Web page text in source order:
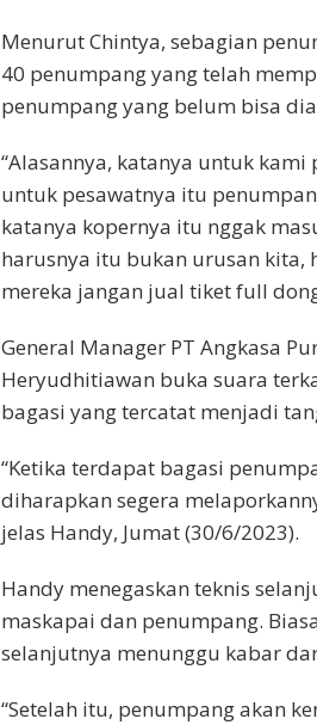
Menurut Chintya, sebagian
40 penumpang yang telah
penumpang yang belum bisa
“Alasannya, katanya untuk
untuk pesawatnya itu
katanya kopernya itu nggak
harusnya itu bukan urusan kita,
mereka jangan jual tiket full
General Manager PT Angkasa
Heryudhitiawan buka suara
bagasi yang tercatat menjadi
“Ketika terdapat bagasi
diharapkan segera
jelas Handy, Jumat (30/6/2023).
Handy menegaskan teknis
maskapai dan penumpang.
selanjutnya menunggu kabar
“Setelah itu, penumpang akan